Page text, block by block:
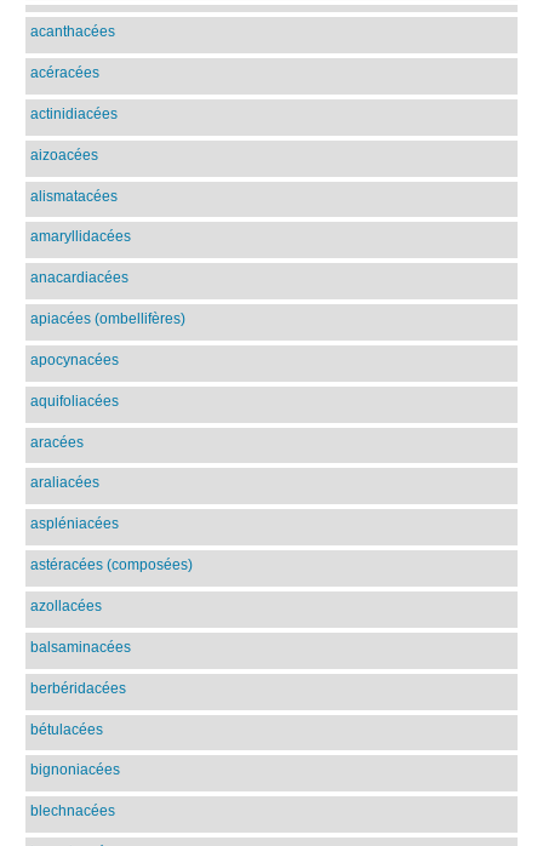
acanthacées
acéracées
actinidiacées
aizoacées
alismatacées
amaryllidacées
anacardiacées
apiacées (ombellifères)
apocynacées
aquifoliacées
aracées
araliacées
aspléniacées
astéracées (composées)
azollacées
balsaminacées
berbéridacées
bétulacées
bignoniacées
blechnacées